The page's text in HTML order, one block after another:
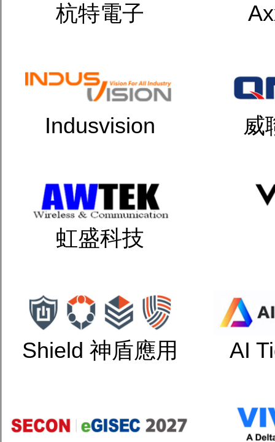
杭特電子
Indusvision 威
虹盛科技
Shield 神盾應用 AI